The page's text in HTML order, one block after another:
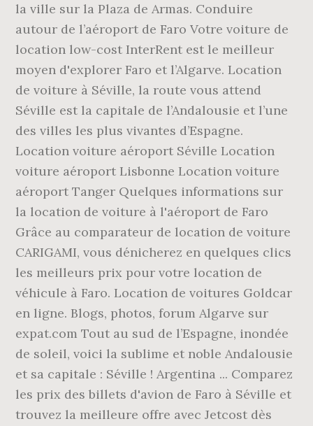
la ville sur la Plaza de Armas. Conduire
autour de l’aéroport de Faro Votre voiture de
location low-cost InterRent est le meilleur
moyen d'explorer Faro et l’Algarve. Location
de voiture à Séville, la route vous attend
Séville est la capitale de l’Andalousie et l’une
des villes les plus vivantes d’Espagne.
Location voiture aéroport Séville Location
voiture aéroport Lisbonne Location voiture
aéroport Tanger Quelques informations sur
la location de voiture à l'aéroport de Faro
Grâce au comparateur de location de voiture
CARIGAMI, vous dénicherez en quelques clics
les meilleurs prix pour votre location de
véhicule à Faro. Location de voitures Goldcar
en ligne. Blogs, photos, forum Algarve sur
expat.com Tout au sud de l’Espagne, inondée
de soleil, voici la sublime et noble Andalousie
et sa capitale : Séville ! Argentina ... Comparez
les prix des billets d'avion de Faro à Séville et
trouvez la meilleure offre avec Jetcost dès